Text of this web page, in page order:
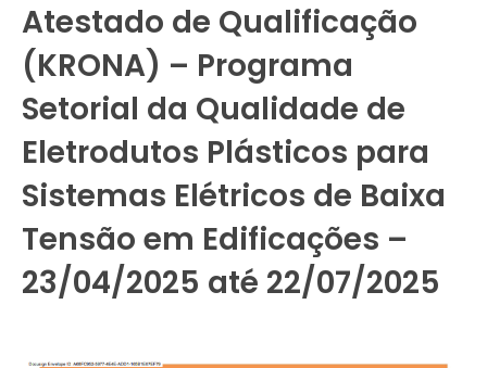
Atestado de Qualificação
(KRONA) – Programa
Setorial da Qualidade de
Eletrodutos Plásticos para
Sistemas Elétricos de Baixa
Tensão em Edificações –
23/04/2025 até 22/07/2025